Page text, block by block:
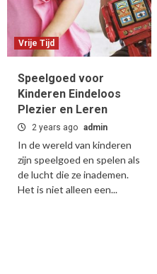
Vrije Tijd
Speelgoed voor
Kinderen Eindeloos
Plezier en Leren
2 years ago admin
In de wereld van kinderen
zijn speelgoed en spelen als
de lucht die ze inademen.
Het is niet alleen een...